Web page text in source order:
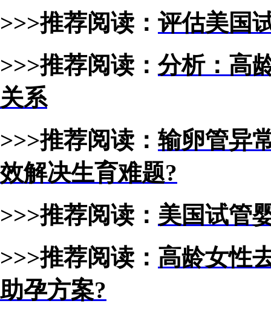
>>>推荐阅读： 评估美国
>>>推荐阅读： 分析：高
关系
>>>推荐阅读： 输卵管异
效解决生育难题?
>>>推荐阅读： 美国试管
>>>推荐阅读： 高龄女性
助孕方案?